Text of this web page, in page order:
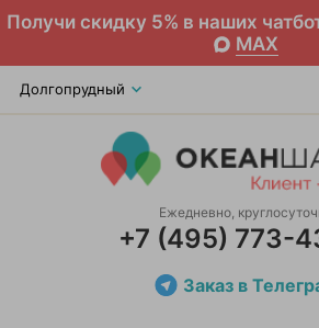
Получи скидку 5% в наших
MAX
Долгопрудный
Ежедневно,
+7 (495) 773-
Заказ в